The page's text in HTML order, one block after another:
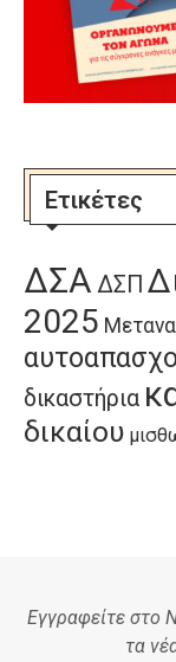
Ετικέτες
ΔΣΑ ΔΣΠ
2025
δικαστήρια
δικαίου
Εγγραφείτε στο
τα